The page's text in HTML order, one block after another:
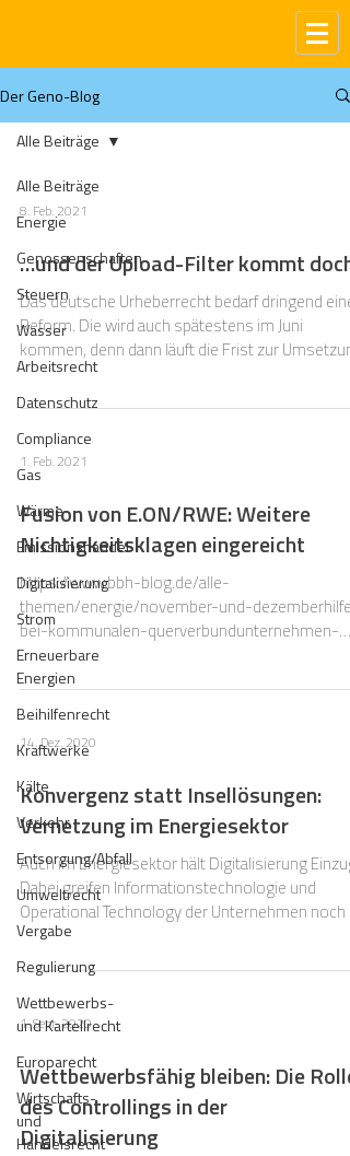
Der Geno-Blog
Alle Beiträge
Energie
Genossenschaften
Steuern
Wasser
Arbeitsrecht
Datenschutz
Compliance
Gas
Wärme
Emissionshandel
Digitalisierung
Strom
Erneuerbare
Energien
Beihilfenrecht
Kraftwerke
Kälte
Verkehr
Entsorgung/Abfall
Umweltrecht
Vergabe
Regulierung
Wettbewerbs-
und Kartellrecht
Europarecht
Wirtschafts-
und
Handelsrecht
Alle Beiträge
8. Feb. 2021
…und der Upload-Filter kommt doch!
Das deutsche Urheberrecht bedarf dringend einer
Reform. Die wird auch spätestens im Juni
kommen, denn dann läuft die Frist zur Umsetzung
zwe
1. Feb. 2021
Fusion von E.ON/RWE: Weitere
Nichtigkeitsklagen eingereicht
https://www.bbh-blog.de/alle-
themen/energie/november-und-dezemberhilfe-
bei-kommunalen-querverbundunternehmen-
verlaengerung-der-antragsfrist/
14. Dez. 2020
Konvergenz statt Insellösungen:
Vernetzung im Energiesektor
Auch im Energiesektor hält Digitalisierung Einzug.
Dabei greifen Informationstechnologie und
Operational Technology der Unternehmen noch
1. Sept. 2020
Wettbewerbsfähig bleiben: Die Rolle
des Controllings in der
Digitalisierung